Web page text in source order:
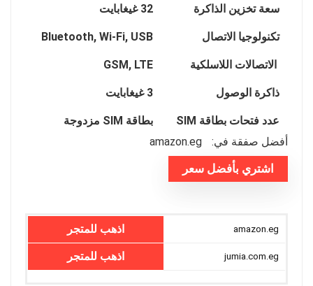
سعة تخزين الذاكرة 32 غيغابايت
تكنولوجيا الاتصال Bluetooth, Wi-Fi, USB
الاتصالات اللاسلكية GSM, LTE
ذاكرة الوصول 3 غيغابايت
عدد فتحات بطاقة SIM
بطاقة SIM مزدوجة
أفضل صفقة في:
amazon.eg
اشتري بأفضل سعر
اذهب للمتجر
اذهب للمتجر